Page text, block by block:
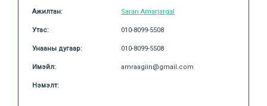
Ажилтан: Saran Amarjargal
Утас: 010-8099-5508
Унааны дугаар: 010-8099-5508
Имэйл: amraagiin@gmail.com
Нэмэлт: